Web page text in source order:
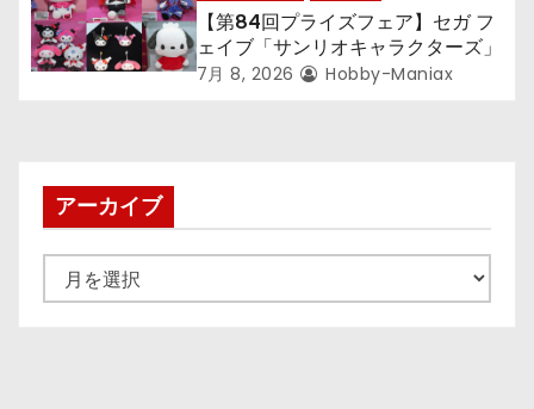
【第84回プライズフェア】セガ フ
ェイブ「サンリオキャラクターズ」
7月 8, 2026 Hobby-Maniax
アーカイブ
ー